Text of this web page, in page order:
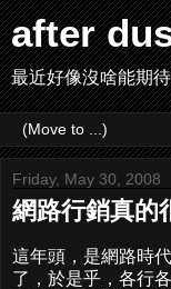
after
最近好像沒啥能期
Friday, May 30, 2008
網路行銷真的
這年頭，是網路時
了，於是乎，各行